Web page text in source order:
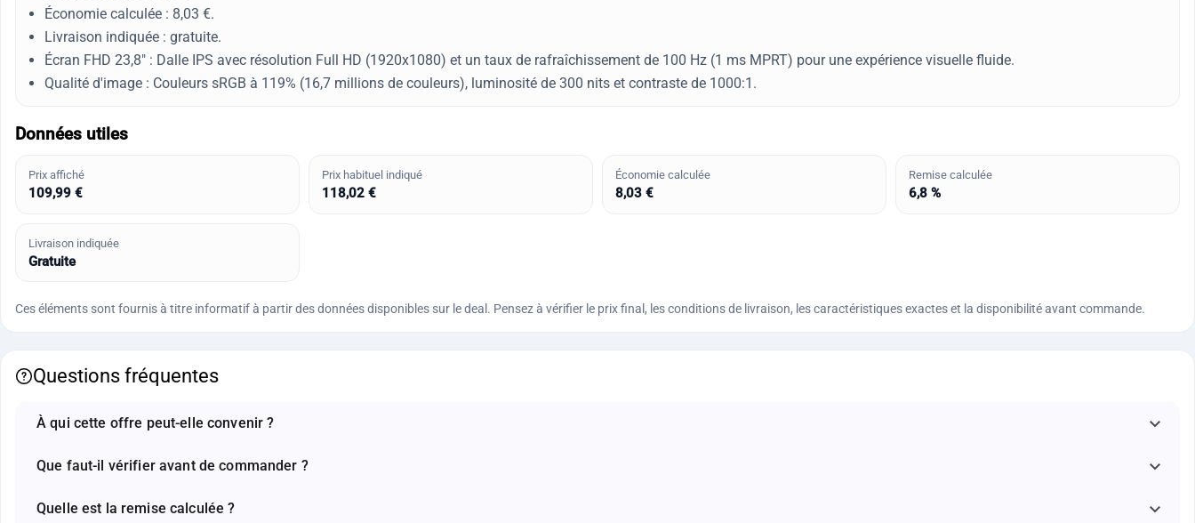
Économie calculée : 8,03 €.
Livraison indiquée : gratuite.
Écran FHD 23,8" : Dalle IPS avec résolution Full HD (1920x1080) et un taux de rafraîchissement de 100 Hz (1 ms MPRT) pour une expérience visuelle fluide.
Qualité d'image : Couleurs sRGB à 119% (16,7 millions de couleurs), luminosité de 300 nits et contraste de 1000:1.
Données utiles
Prix affiché
109,99 €
Prix habituel indiqué
118,02 €
Économie calculée
8,03 €
Remise calculée
6,8 %
Livraison indiquée
Gratuite
Ces éléments sont fournis à titre informatif à partir des données disponibles sur le deal. Pensez à vérifier le prix final, les conditions de livraison, les caractéristiques exactes et la disponibilité avant commande.
Questions fréquentes
À qui cette offre peut-elle convenir ?
Que faut-il vérifier avant de commander ?
Quelle est la remise calculée ?